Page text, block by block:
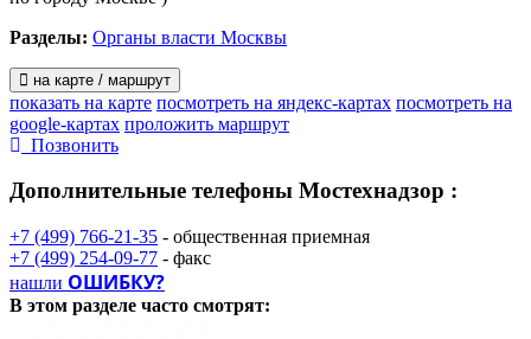
Разделы: Органы власти Москвы
на карте / маршрут
показать на карте посмотреть на яндекс-картах посмотреть на
google-картах проложить маршрут
Позвонить
Дополнительные телефоны Мостехнадзор :
+7 (499) 766-21-35 - общественная приемная
+7 (499) 254-09-77 - факс
нашли ОШИБКУ?
В этом разделе часто смотрят: